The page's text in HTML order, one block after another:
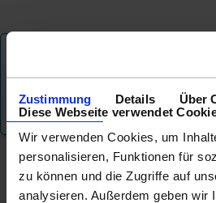
Zustimmung Details
Über
Diese Webseite verwendet
Wir verwenden Cookies, um
personalisieren, Funktionen für
zu können und die Zugriffe auf
analysieren. Außerdem geben wir
Exklusive
Newsletter -
KREUZFAHRT FINDEN